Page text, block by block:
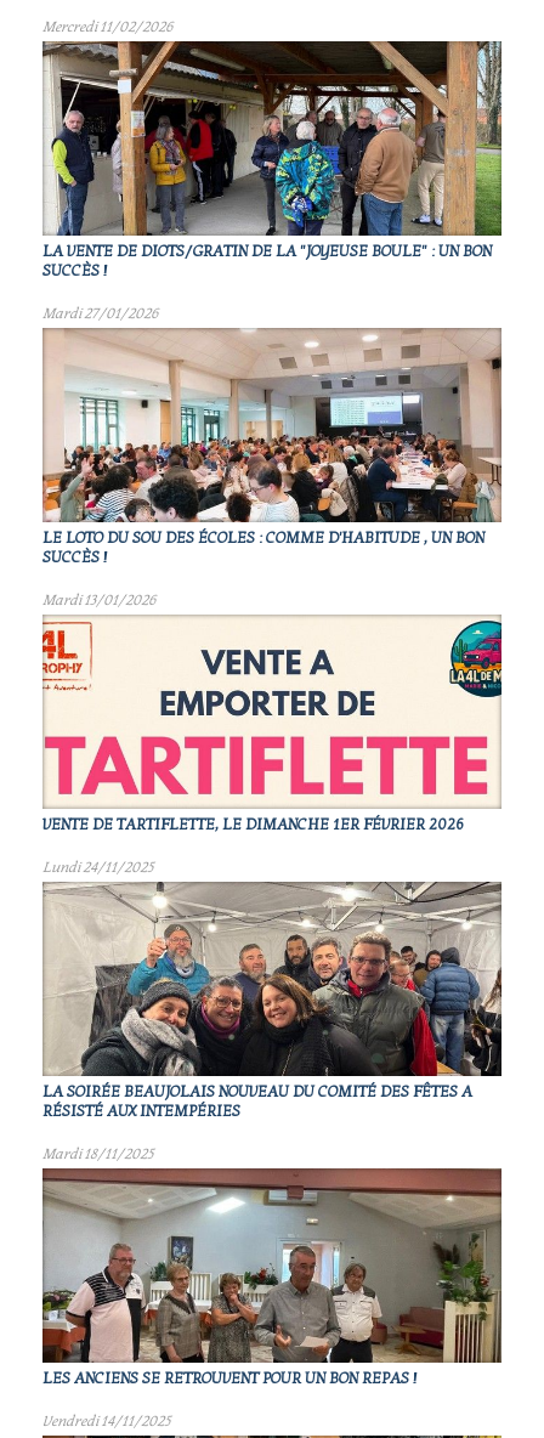
Mercredi 11/02/2026
LA VENTE DE DIOTS/GRATIN DE LA "JOYEUSE BOULE" : UN BON
SUCCÈS !
Mardi 27/01/2026
LE LOTO DU SOU DES ÉCOLES : COMME D'HABITUDE , UN BON
SUCCÈS !
Mardi 13/01/2026
VENTE DE TARTIFLETTE, LE DIMANCHE 1ER FÉVRIER 2026
Lundi 24/11/2025
LA SOIRÉE BEAUJOLAIS NOUVEAU DU COMITÉ DES FÊTES A
RÉSISTÉ AUX INTEMPÉRIES
Mardi 18/11/2025
LES ANCIENS SE RETROUVENT POUR UN BON REPAS !
Vendredi 14/11/2025